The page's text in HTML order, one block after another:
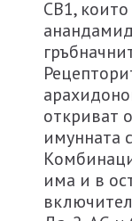
СВ1,
откриват
имунната
има и в